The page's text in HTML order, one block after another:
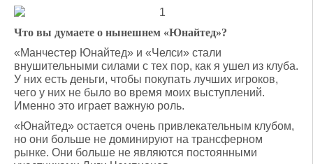
Что вы думаете о нынешнем «Юнайтед»?
«Манчестер Юнайтед» и «Челси» стали
внушительными силами с тех пор, как я ушел из клуба.
У них есть деньги, чтобы покупать лучших игроков,
чего у них не было во время моих выступлений.
Именно это играет важную роль.
«Юнайтед» остается очень привлекательным клубом,
но они больше не доминируют на трансферном
рынке. Они больше не являются постоянными